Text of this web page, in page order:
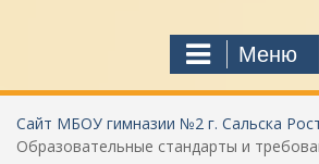
Меню
Сайт МБОУ гимназии №2 г. Сальска
Образовательные стандарты и